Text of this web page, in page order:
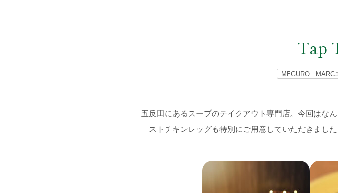
Tap
MEGURO MARC
五反田にあるスープのテイクアウト専門店。今回はな
ーストチキンレッグも特別にご用意していただきました